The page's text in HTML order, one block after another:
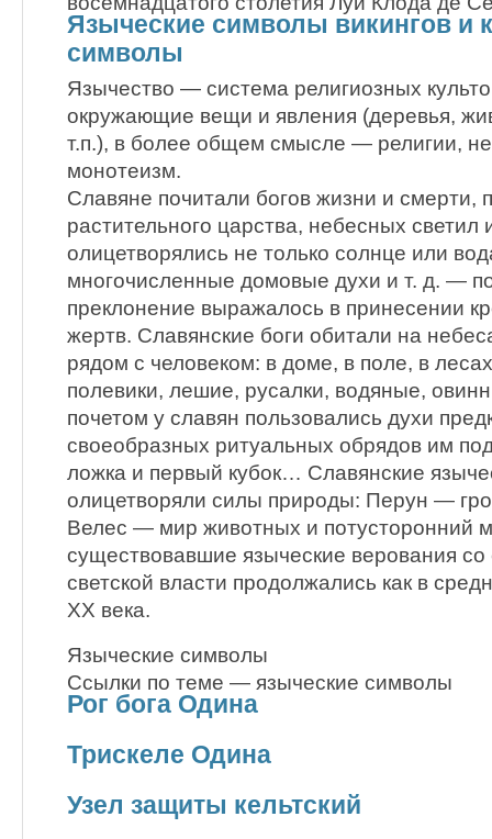
Языческие символы викингов и
символы
Язычество — система религиозных
окружающие вещи и явления (деревья,
т.п.), в более общем смысле — религии,
монотеизм.
Славяне почитали богов жизни и смерти,
растительного царства, небесных светил
олицетворялись не только солнце или
многочисленные домовые духи и т. д. —
преклонение выражалось в принесении
жертв. Славянские боги обитали на
рядом с человеком: в доме, в поле, в
полевики, лешие, русалки, водяные,
почетом у славян пользовались духи
своеобразных ритуальных обрядов им
ложка и первый кубок… Славянские
олицетворяли силы природы: Перун —
Велес — мир животных и потусторонний
существовавшие языческие верования
светской власти продолжались как в
XX века.
Языческие символы
Ссылки по теме — языческие символы
Рог бога Одина
Трискеле Одина
Узел защиты кельтский